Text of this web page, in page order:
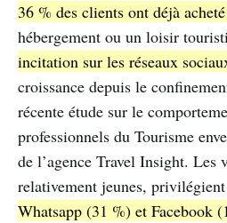
36 % des clients ont déjà
hébergement ou un loisir
incitation sur les réseaux
croissance depuis le
récente étude sur le
professionnels du Tourisme
de l’agence Travel Insight. Les
relativement jeunes, privilégient
Whatsapp (31 %) et Facebook